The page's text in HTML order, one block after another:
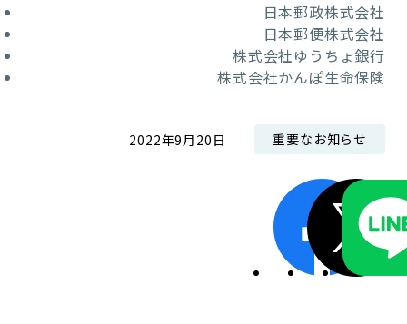
日本郵政株式会社
日本郵便株式会社
株式会社ゆうちょ銀行
株式会社かんぽ生命保険
2022年9月20日 重要なお知らせ